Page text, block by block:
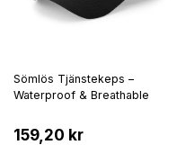
Sömlös Tjänstekeps –
Waterproof & Breathable
159,20 kr